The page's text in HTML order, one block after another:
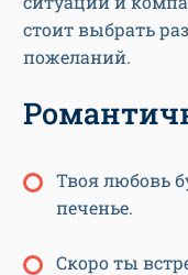
стоит выбрать
пожеланий.
Твоя любовь
печенье.
Скоро ты